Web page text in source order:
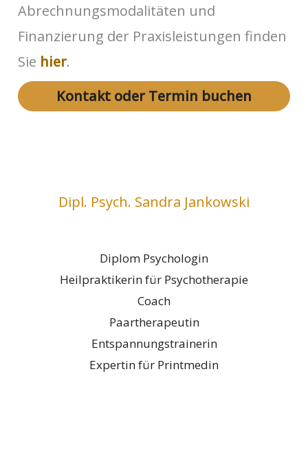
Abrechnungsmodalitäten und
Finanzierung der Praxisleistungen finden
Sie hier.
Kontakt oder Termin buchen
Dipl. Psych. Sandra Jankowski
Diplom Psychologin
Heilpraktikerin für Psychotherapie
Coach
Paartherapeutin
Entspannungstrainerin
Expertin für Printmedin